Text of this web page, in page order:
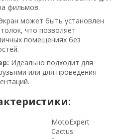
фильмов.
может быть установлен
что позволяет
помещениях без
Идеально подходит для
или для проведения
MotoExpert
Cactus